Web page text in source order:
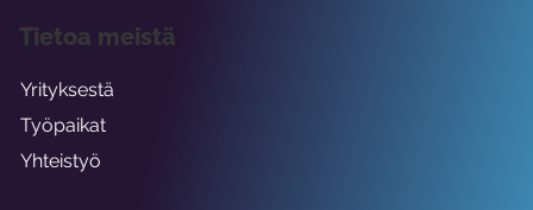
Tietoa meistä
Yrityksestä
Työpaikat
Yhteistyö